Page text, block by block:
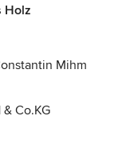
Holz
Mihm
und
ab. Die
die Söhne
Fachwissen
Co.KG